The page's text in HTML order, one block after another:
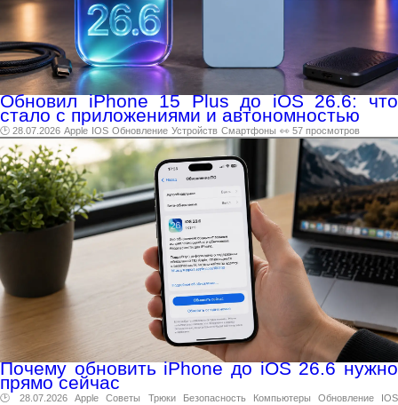
Обновил iPhone 15 Plus до iOS 26.6: что
стало с приложениями и автономностью
🕑 28.07.2026 Apple IOS Обновление Устройств Смартфоны 👀 57 просмотров
Почему обновить iPhone до iOS 26.6 нужно
прямо сейчас
🕑 28.07.2026 Apple Советы Трюки Безопасность Компьютеры Обновление
IOS